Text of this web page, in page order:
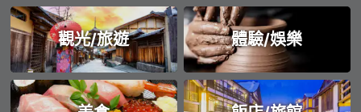
觀光/旅遊 體驗/娛樂